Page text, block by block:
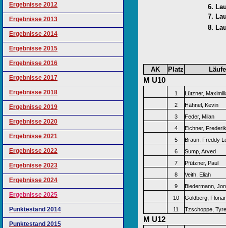
Ergebnisse 2012
Ergebnisse 2013
Ergebnisse 2014
Ergebnisse 2015
Ergebnisse 2016
Ergebnisse 2017
Ergebnisse 2018
Ergebnisse 2019
Ergebnisse 2020
Ergebnisse 2021
Ergebnisse 2022
Ergebnisse 2023
Ergebnisse 2024
Ergebnisse 2025
Punktestand 2014
Punktestand 2015
6.
7.
8.
AK Platz
M U10
1
Lützner,
2
Hähnel, Kevin
3
Feder, Milan
4
Eichner, Frederik
5
Braun, Freddy
6
Sump, Arved
7
Pfützner, Paul
8
Veith, Eliah
9
Biedermann,
10
Goldberg,
11
Tzschoppe,
M U12